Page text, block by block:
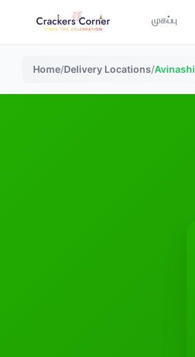
முகப்பு
Home/Delivery Locations/Avinashi